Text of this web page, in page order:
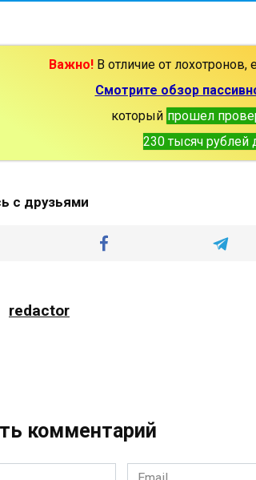
Важно!В отличие от лохотронов,
Смотрите обзор
который прошел
230 тысяч рублей
с друзьями
redactor
комментарий
Email